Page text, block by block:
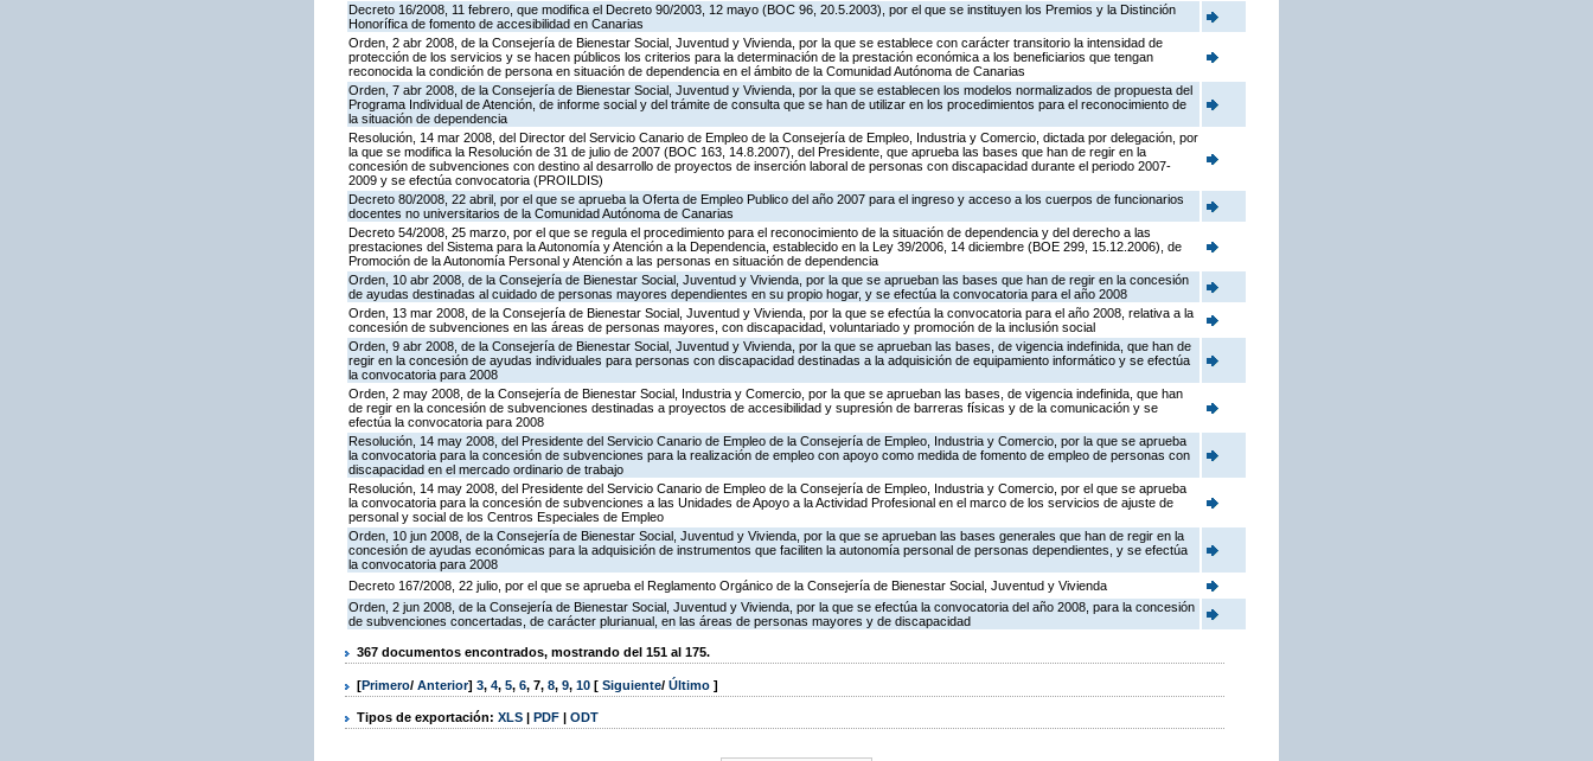
Decreto 16/2008, 11 febrero, que modifica el Decreto 90/2003, 12 mayo (BOC 96, 20.5.2003), por el que se instituyen los Premios y la Distinción
Honorífica de fomento de accesibilidad en Canarias
Orden, 2 abr 2008, de la Consejería de Bienestar Social, Juventud y Vivienda, por la que se establece con carácter transitorio la intensidad de
protección de los servicios y se hacen públicos los criterios para la determinación de la prestación económica a los beneficiarios que tengan
reconocida la condición de persona en situación de dependencia en el ámbito de la Comunidad Autónoma de Canarias
Orden, 7 abr 2008, de la Consejería de Bienestar Social, Juventud y Vivienda, por la que se establecen los modelos normalizados de propuesta del
Programa Individual de Atención, de informe social y del trámite de consulta que se han de utilizar en los procedimientos para el reconocimiento de
la situación de dependencia
Resolución, 14 mar 2008, del Director del Servicio Canario de Empleo de la Consejería de Empleo, Industria y Comercio, dictada por delegación, por
la que se modifica la Resolución de 31 de julio de 2007 (BOC 163, 14.8.2007), del Presidente, que aprueba las bases que han de regir en la
concesión de subvenciones con destino al desarrollo de proyectos de inserción laboral de personas con discapacidad durante el periodo 2007-
2009 y se efectúa convocatoria (PROILDIS)
Decreto 80/2008, 22 abril, por el que se aprueba la Oferta de Empleo Publico del año 2007 para el ingreso y acceso a los cuerpos de funcionarios
docentes no universitarios de la Comunidad Autónoma de Canarias
Decreto 54/2008, 25 marzo, por el que se regula el procedimiento para el reconocimiento de la situación de dependencia y del derecho a las
prestaciones del Sistema para la Autonomía y Atención a la Dependencia, establecido en la Ley 39/2006, 14 diciembre (BOE 299, 15.12.2006), de
Promoción de la Autonomía Personal y Atención a las personas en situación de dependencia
Orden, 10 abr 2008, de la Consejería de Bienestar Social, Juventud y Vivienda, por la que se aprueban las bases que han de regir en la concesión
de ayudas destinadas al cuidado de personas mayores dependientes en su propio hogar, y se efectúa la convocatoria para el año 2008
Orden, 13 mar 2008, de la Consejería de Bienestar Social, Juventud y Vivienda, por la que se efectúa la convocatoria para el año 2008, relativa a la
concesión de subvenciones en las áreas de personas mayores, con discapacidad, voluntariado y promoción de la inclusión social
Orden, 9 abr 2008, de la Consejería de Bienestar Social, Juventud y Vivienda, por la que se aprueban las bases, de vigencia indefinida, que han de
regir en la concesión de ayudas individuales para personas con discapacidad destinadas a la adquisición de equipamiento informático y se efectúa
la convocatoria para 2008
Orden, 2 may 2008, de la Consejería de Bienestar Social, Industria y Comercio, por la que se aprueban las bases, de vigencia indefinida, que han
de regir en la concesión de subvenciones destinadas a proyectos de accesibilidad y supresión de barreras físicas y de la comunicación y se
efectúa la convocatoria para 2008
Resolución, 14 may 2008, del Presidente del Servicio Canario de Empleo de la Consejería de Empleo, Industria y Comercio, por la que se aprueba
la convocatoria para la concesión de subvenciones para la realización de empleo con apoyo como medida de fomento de empleo de personas con
discapacidad en el mercado ordinario de trabajo
Resolución, 14 may 2008, del Presidente del Servicio Canario de Empleo de la Consejería de Empleo, Industria y Comercio, por el que se aprueba
la convocatoria para la concesión de subvenciones a las Unidades de Apoyo a la Actividad Profesional en el marco de los servicios de ajuste de
personal y social de los Centros Especiales de Empleo
Orden, 10 jun 2008, de la Consejería de Bienestar Social, Juventud y Vivienda, por la que se aprueban las bases generales que han de regir en la
concesión de ayudas económicas para la adquisición de instrumentos que faciliten la autonomía personal de personas dependientes, y se efectúa
la convocatoria para 2008
Decreto 167/2008, 22 julio, por el que se aprueba el Reglamento Orgánico de la Consejería de Bienestar Social, Juventud y Vivienda
Orden, 2 jun 2008, de la Consejería de Bienestar Social, Juventud y Vivienda, por la que se efectúa la convocatoria del año 2008, para la concesión
de subvenciones concertadas, de carácter plurianual, en las áreas de personas mayores y de discapacidad
367 documentos encontrados, mostrando del 151 al 175.
[Primero/ Anterior] 3, 4, 5, 6, 7, 8, 9, 10 [ Siguiente/ Último ]
Tipos de exportación: XLS | PDF | ODT